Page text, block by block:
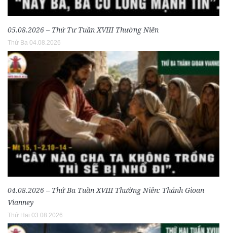
05.08.2026 – Thứ Tư Tuần XVIII Thường Niên
Thứ Ba 04.08.2026
04.08.2026 – Thứ Ba Tuần XVIII Thường Niên: Thánh Gioan
Vianney
Thứ Hai 03.08.2026